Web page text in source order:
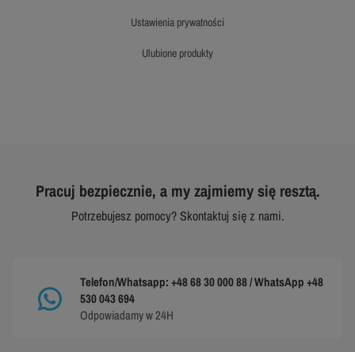
ustawienia prywatności
ulubione produkty
Pracuj bezpiecznie, a my zajmiemy się resztą.
Potrzebujesz pomocy? Skontaktuj się z nami.
Telefon/Whatsapp: +48 68 30 000 88 / WhatsApp +48
530 043 694
Odpowiadamy w 24H